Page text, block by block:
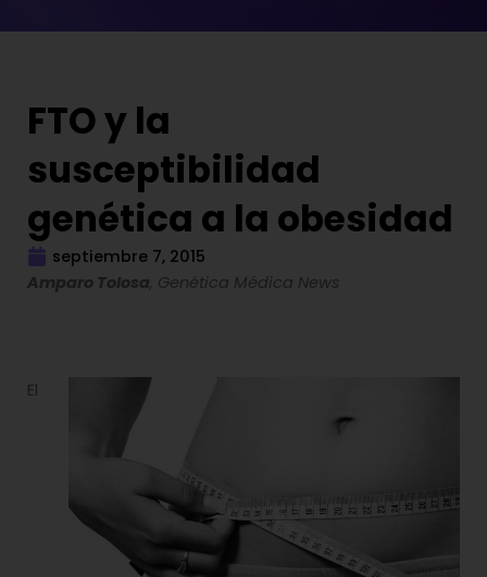
FTO y la
susceptibilidad
genética a la obesidad
septiembre 7, 2015
Amparo Tolosa, Genética Médica News
El